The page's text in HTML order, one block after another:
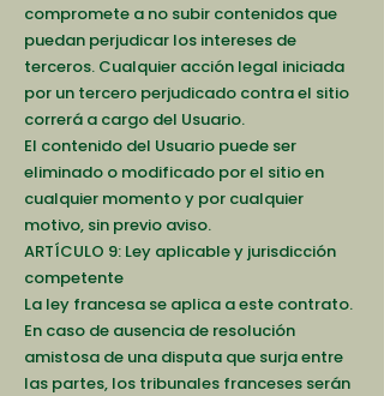
compromete a no subir contenidos que
puedan perjudicar los intereses de
terceros. Cualquier acción legal iniciada
por un tercero perjudicado contra el sitio
correrá a cargo del Usuario.
El contenido del Usuario puede ser
eliminado o modificado por el sitio en
cualquier momento y por cualquier
motivo, sin previo aviso.
ARTÍCULO 9: Ley aplicable y jurisdicción
competente
La ley francesa se aplica a este contrato.
En caso de ausencia de resolución
amistosa de una disputa que surja entre
las partes, los tribunales franceses serán